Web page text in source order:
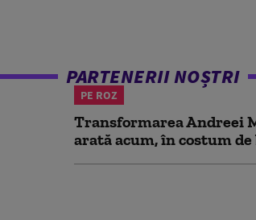
PARTENERII NOȘTRI
PE ROZ
Transformarea Andreei
arată acum, în costum de